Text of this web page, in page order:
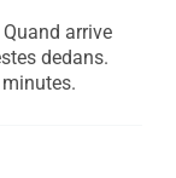
arrive
dedans.